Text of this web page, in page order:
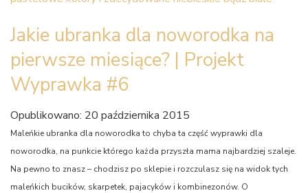
Jakie ubranka dla noworodka na
pierwsze miesiące? | Projekt
Wyprawka #6
Opublikowano: 20 października 2015
Maleńkie ubranka dla noworodka to chyba ta część wyprawki dla
noworodka, na punkcie którego każda przyszła mama najbardziej szaleje.
Na pewno to znasz – chodzisz po sklepie i rozczulasz się na widok tych
maleńkich bucików, skarpetek, pajacyków i kombinezonów. O